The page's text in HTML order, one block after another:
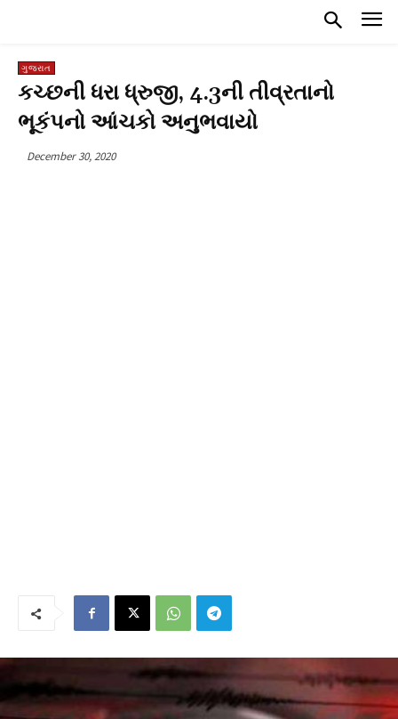
ગુજરાત
કચ્છની ધરા ધ્રુજી, 4.3ની તીવ્રતાનો
ભૂકંપનો આંચકો અનુભવાયો
December 30, 2020